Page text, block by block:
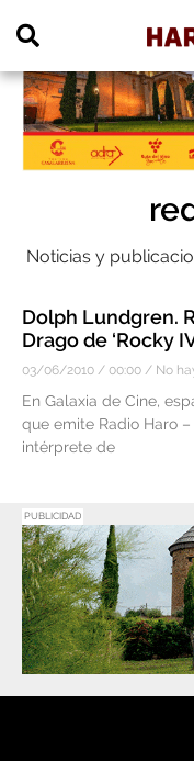
Noticias y
Dolph Lundgren.
Drago de ‘Rocky
03/06/2010 00:00 No
En Galaxia de Cine,
que emite Radio Haro
intérprete de
PUBLICIDAD